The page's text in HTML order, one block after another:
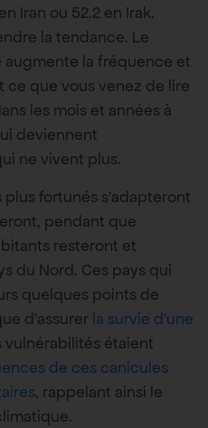
Iran ou 52.2 en Irak.
la tendance. Le
la fréquence et
ce que vous venez de lire
les mois et années à
deviennent
ne vivent plus.
fortunés s’adapteront
pendant que
resteront et
du Nord. Ces pays qui
quelques points de
d’assurer la survie d’une
vulnérabilités étaient
de ces canicules
, rappelant ainsi le